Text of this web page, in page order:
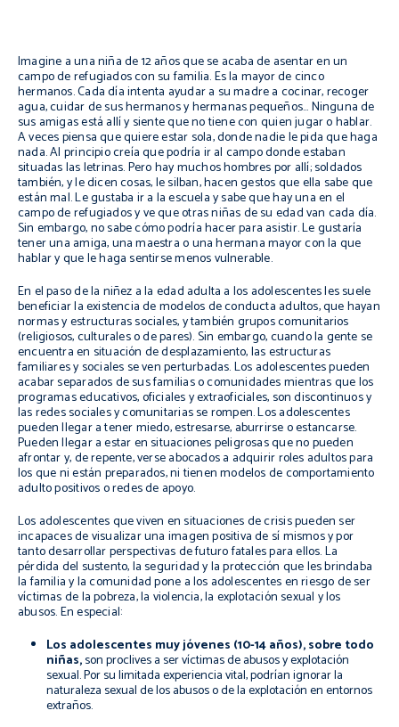
Imagine a una niña de 12 años que se acaba de asentar en un
campo de refugiados con su familia. Es la mayor de cinco
hermanos. Cada día intenta ayudar a su madre a cocinar, recoger
agua, cuidar de sus hermanos y hermanas pequeños… Ninguna de
sus amigas está allí y siente que no tiene con quien jugar o hablar.
A veces piensa que quiere estar sola, donde nadie le pida que haga
nada. Al principio creía que podría ir al campo donde estaban
situadas las letrinas. Pero hay muchos hombres por allí; soldados
también, y le dicen cosas, le silban, hacen gestos que ella sabe que
están mal. Le gustaba ir a la escuela y sabe que hay una en el
campo de refugiados y ve que otras niñas de su edad van cada día.
Sin embargo, no sabe cómo podría hacer para asistir. Le gustaría
tener una amiga, una maestra o una hermana mayor con la que
hablar y que le haga sentirse menos vulnerable.
En el paso de la niñez a la edad adulta a los adolescentes les suele
beneficiar la existencia de modelos de conducta adultos, que hayan
normas y estructuras sociales, y también grupos comunitarios
(religiosos, culturales o de pares). Sin embargo, cuando la gente se
encuentra en situación de desplazamiento, las estructuras
familiares y sociales se ven perturbadas. Los adolescentes pueden
acabar separados de sus familias o comunidades mientras que los
programas educativos, oficiales y extraoficiales, son discontinuos y
las redes sociales y comunitarias se rompen. Los adolescentes
pueden llegar a tener miedo, estresarse, aburrirse o estancarse.
Pueden llegar a estar en situaciones peligrosas que no pueden
afrontar y, de repente, verse abocados a adquirir roles adultos para
los que ni están preparados, ni tienen modelos de comportamiento
adulto positivos o redes de apoyo.
Los adolescentes que viven en situaciones de crisis pueden ser
incapaces de visualizar una imagen positiva de sí mismos y por
tanto desarrollar perspectivas de futuro fatales para ellos. La
pérdida del sustento, la seguridad y la protección que les brindaba
la familia y la comunidad pone a los adolescentes en riesgo de ser
víctimas de la pobreza, la violencia, la explotación sexual y los
abusos. En especial:
Los adolescentes muy jóvenes (10-14 años), sobre todo
niñas,son proclives a ser víctimas de abusos y explotación
sexual. Por su limitada experiencia vital, podrían ignorar la
naturaleza sexual de los abusos o de la explotación en entornos
extraños.